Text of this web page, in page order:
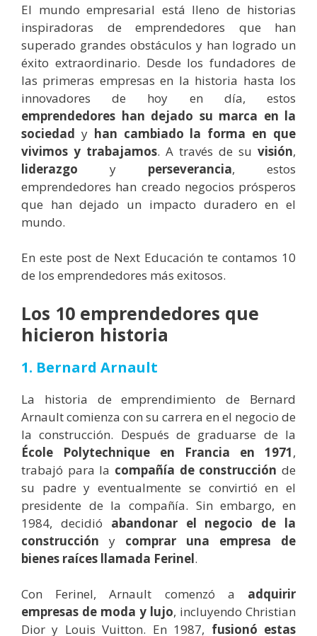
El mundo empresarial está lleno de historias
inspiradoras de emprendedores que han
superado grandes obstáculos y han logrado un
éxito extraordinario. Desde los fundadores de
las primeras empresas en la historia hasta los
innovadores de hoy en día, estos
emprendedores han dejado su marca en la
sociedad yhan cambiado la forma en que
vivimos y trabajamos. A través de su visión,
liderazgo y perseverancia, estos
emprendedores han creado negocios prósperos
que han dejado un impacto duradero en el
mundo.
En este post de Next Educación te contamos 10
de los emprendedores más exitosos.
Los 10 emprendedores que
hicieron historia
1. Bernard Arnault
La historia de emprendimiento de Bernard
Arnault comienza con su carrera en el negocio de
la construcción. Después de graduarse de la
École Polytechnique en Francia en 1971,
trabajó para la compañía de construcción de
su padre y eventualmente se convirtió en el
presidente de la compañía. Sin embargo, en
1984, decidió abandonar el negocio de la
construcción y comprar una empresa de
bienes raíces llamada Ferinel.
Con Ferinel, Arnault comenzó a adquirir
empresas de moda y lujo, incluyendo Christian
Dior y Louis Vuitton. En 1987, fusionó estas